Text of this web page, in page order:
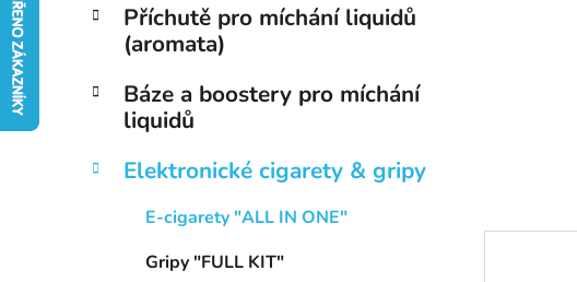
r
n
p
o
e
Příchutě pro míchání liquidů
(aromata)
Báze a boostery pro míchání
liquidů
Elektronické cigarety & gripy
E-cigarety "ALL IN ONE"
Gripy "FULL KIT"